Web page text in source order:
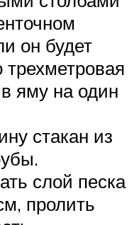
он будет
яму на один
стакан из
слой песка
пролить